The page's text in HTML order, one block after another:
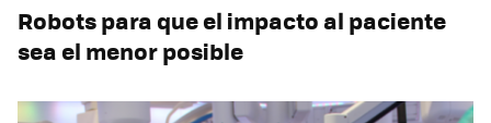
Robots para que el impacto al paciente
sea el menor posible